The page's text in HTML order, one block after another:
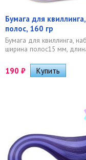
Бумага для
полос, 160 гр
Бумага для квиллинга,
ширина полос15 мм,
190 ₽